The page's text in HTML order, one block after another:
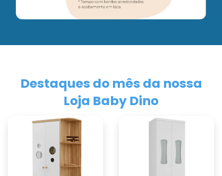
Destaques do mês da nossa
Loja Baby Dino